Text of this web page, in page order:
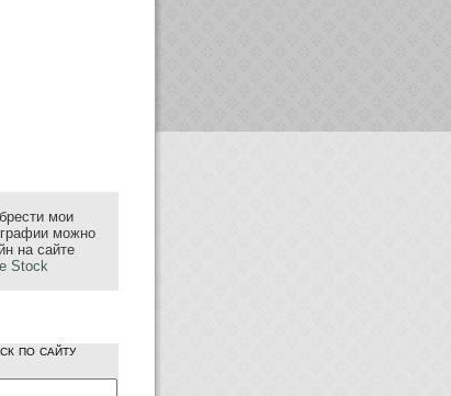
мои
можно
на сайте
Stock
по сайту